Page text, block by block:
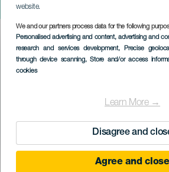
website.
We and our partners process data for the following
Personalised advertising and content, advertising and
research and services development, Precise
through device scanning, Store and/or access
cookies
Learn More →
Disagree and
Agree and close
MäBu konsertissa
Imagen
Listado